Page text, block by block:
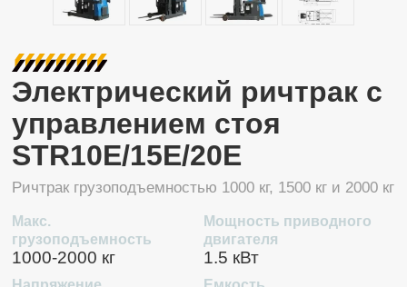
Электрический ричтрак с
управлением стоя
STR10E/15E/20E
Ричтрак грузоподъемностью 1000 кг, 1500 кг и 2000 кг
Макс.
грузоподъемность
1000-2000 кг
Мощность приводного
двигателя
1.5 кВт